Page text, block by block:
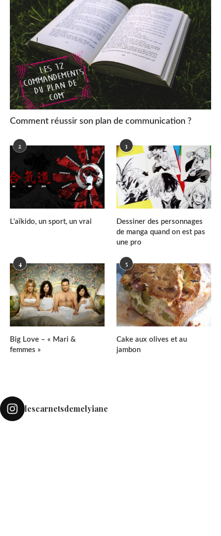
Comment réussir son plan de communication ?
2
L’aïkido, un sport, un vrai
3
Dessiner des personnages
de manga quand on est pas
une pro
4
Big Love – « Mari &
femmes »
5
Cake aux olives et au
jambon
lescarnetsdemelyiane